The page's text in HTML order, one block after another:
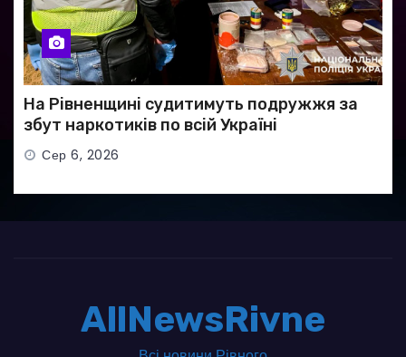
На Рівненщині судитимуть подружжя за
збут наркотиків по всій Україні
Сер 6, 2026
AllNewsRivne